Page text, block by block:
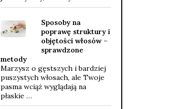
Sposoby na
poprawę struktury i
objętości włosów –
sprawdzone
metody
Marzysz o gęstszych i bardziej
puszystych włosach, ale Twoje
pasma wciąż wyglądają na
płaskie …